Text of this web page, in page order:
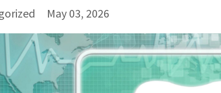
May 03, 2026